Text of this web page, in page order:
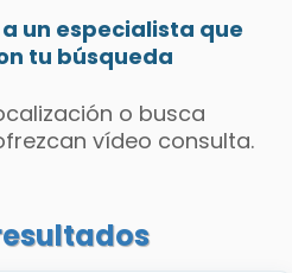
un especialista que
tu búsqueda
o busca
vídeo consulta.